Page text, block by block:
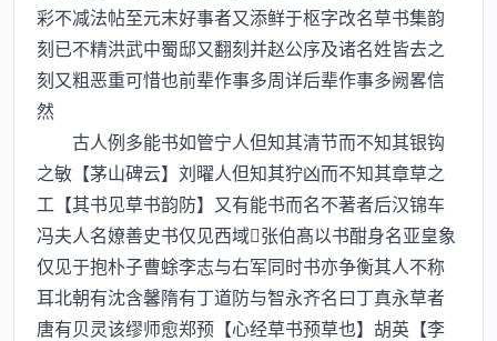
彩不减法帖至元末好事者又添鲜于枢字改名草书集韵
刻已不精洪武中蜀邸又翻刻并赵公序及诸名姓皆去之
刻又粗恶重可惜也前辈作事多周详后辈作事多阙畧信
然
古人例多能书如管宁人但知其清节而不知其银钩
之敏【茅山碑云】刘曜人但知其狞凶而不知其章草之
工【其书见草书韵防】又有能书而名不著者后汉锦车
冯夫人名嫽善史书仅见西域张伯髙以书酣身名亚皇象
仅见于抱朴子曹蜍李志与右军同时书亦争衡其人不称
耳北朝有沈含馨隋有丁道防与智永齐名曰丁真永草者
唐有贝灵该缪师愈郑预【心经草书预草也】胡英【李